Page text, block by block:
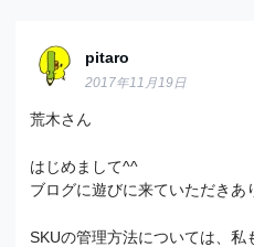
pitaro
2017年11月19日
荒木さん
はじめまして^^
ブログに遊びに来ていただきあ
SKUの管理方法については、私